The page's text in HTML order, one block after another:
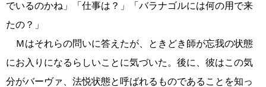
でいるのかね」「仕事は？」「バラナゴルには何の用で来
たの？」
Ｍはそれらの問いに答えたが、ときどき師が忘我の状態
にお入りになるらしいことに気づいた。後に、彼はこの気
分がバーヴァ、法悦状態と呼ばれるものであることを知っ